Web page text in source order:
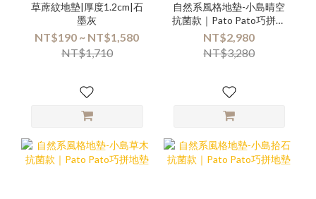
草蓆紋地墊|厚度1.2cm|石
墨灰
NT$190 ~ NT$1,580
NT$1,710
自然系風格地墊-小島晴空
抗菌款｜Pato Pato巧拼地
墊
NT$2,980
NT$3,280